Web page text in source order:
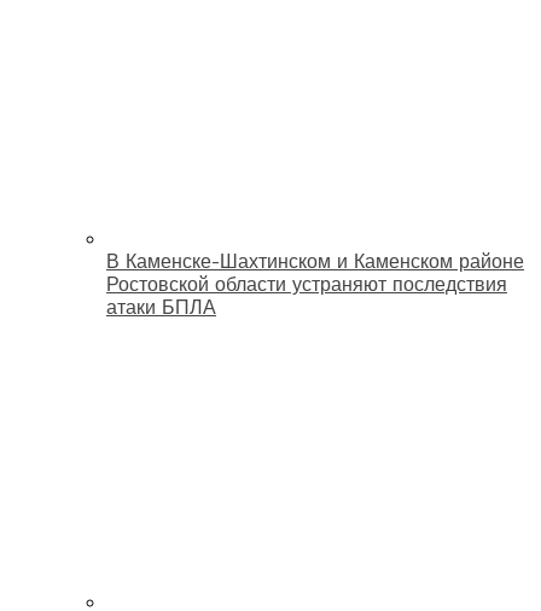
В Каменске-Шахтинском и Каменском районе
Ростовской области устраняют последствия
атаки БПЛА